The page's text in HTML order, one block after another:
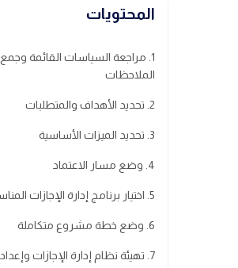
المحتويات
1. مراجعة السياسات القائمة وجمع
الملاحظات
2. تحديد الأهداف والمتطلبات
3. تحديد الميزات الأساسية
4. وضع مسار الاعتماد
5. اختيار برنامج إدارة الإجازات المناسب
6. وضع خطة مشروع متكاملة
7. تهيئة نظام إدارة الإجازات وإعداده